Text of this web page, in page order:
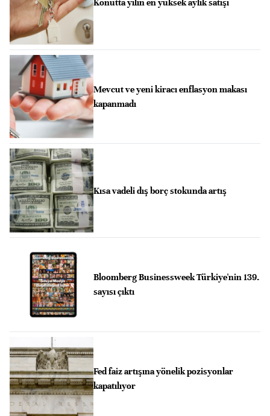
Konutta yılın en yüksek aylık satışı
Mevcut ve yeni kiracı enflasyon makası
kapanmadı
Kısa vadeli dış borç stokunda artış
Bloomberg Businessweek Türkiye'nin 139.
sayısı çıktı
Fed faiz artışına yönelik pozisyonlar
kapatılıyor